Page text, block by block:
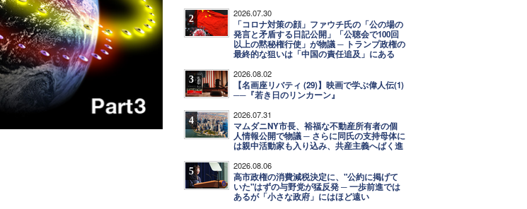
2 2026.07.30
「コロナ対策の顔」ファウチ氏の「公の場の
発言と矛盾する日記公開」「公聴会で100回
以上の黙秘権行使」が物議 ─ トランプ政権の
最終的な狙いは「中国の責任追及」にある
3 2026.08.02
【名画座リバティ (29)】映画で学ぶ偉人伝(1)
──『若き日のリンカーン』
4 2026.07.31
マムダニNY市長、裕福な不動産所有者の個
人情報公開で物議 ─ さらに同氏の支持母体に
は親中活動家も入り込み、共産主義へばく進
5 2026.08.06
高市政権の消費減税決定に、"公約に掲げて
いた"はずの与野党が猛反発 ─ 一歩前進では
あるが「小さな政府」にはほど遠い